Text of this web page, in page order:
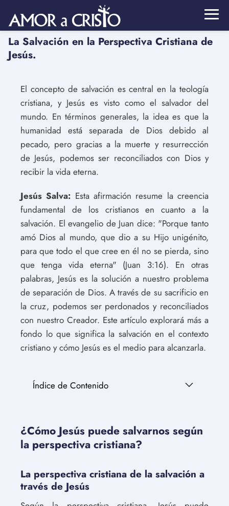
La Salvación en la Perspectiva Cristiana de
Jesús.
El concepto de salvación es central en la teología
cristiana, y Jesús es visto como el salvador del
mundo. En términos generales, la idea es que la
humanidad está separada de Dios debido al
pecado, pero gracias a la muerte y resurrección
de Jesús, podemos ser reconciliados con Dios y
recibir la vida eterna.
Jesús Salva: Esta afirmación resume la creencia
fundamental de los cristianos en cuanto a la
salvación. El evangelio de Juan dice: "Porque tanto
amó Dios al mundo, que dio a su Hijo unigénito,
para que todo el que cree en él no se pierda, sino
que tenga vida eterna" (Juan 3:16). En otras
palabras, Jesús es la solución a nuestro problema
de separación de Dios. A través de su sacrificio en
la cruz, podemos ser perdonados y reconciliados
con nuestro Creador. Este artículo explorará más a
fondo lo que significa la salvación en el contexto
cristiano y cómo Jesús es el medio para alcanzarla.
Índice de Contenido
¿Cómo Jesús puede salvarnos según
la perspectiva cristiana?
La perspectiva cristiana de la salvación a
través de Jesús